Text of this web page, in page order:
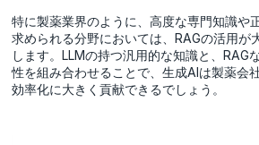
特に製薬業界のように、高度な専門知識や
求められる分野においては、RAGの活用が
します。LLMの持つ汎用的な知識と、RAG
性を組み合わせることで、生成AIは製薬会
効率化に大きく貢献できるでしょう。